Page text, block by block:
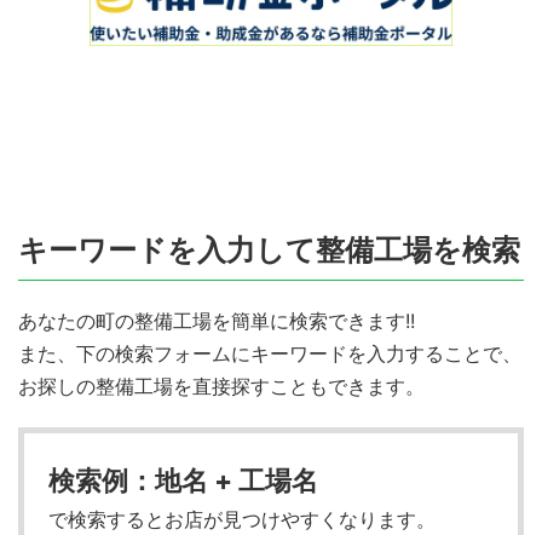
キーワードを入力して整備工場を検索
あなたの町の整備工場を簡単に検索できます!!
また、下の検索フォームにキーワードを入力することで、
お探しの整備工場を直接探すこともできます。
検索例：地名 + 工場名
で検索するとお店が見つけやすくなります。